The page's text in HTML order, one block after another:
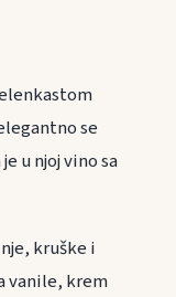
se
u njoj vino sa
kruške i
vanile, krem